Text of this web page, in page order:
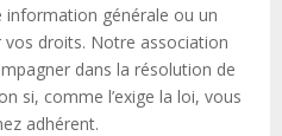
générale ou un
droits. Notre association
dans la résolution de
si, comme l’exige la loi, vous
adhérent.